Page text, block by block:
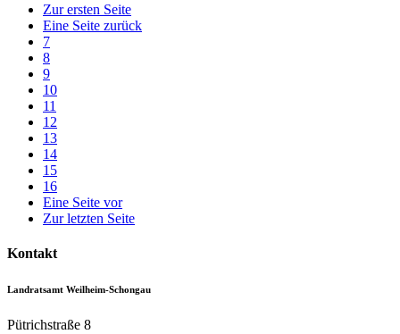
Zur ersten Seite
Eine Seite zurück
7
8
9
10
11
12
13
14
15
16
Eine Seite vor
Zur letzten Seite
Kontakt
Landratsamt Weilheim-Schongau
Pütrichstraße 8